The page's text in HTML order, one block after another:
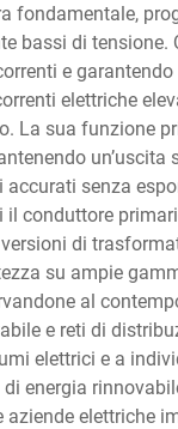
bassi di
e
elettriche
La sua funzione
senza
conduttore
di
su ampie
al
e reti di
elettrici e a
energia
elettriche